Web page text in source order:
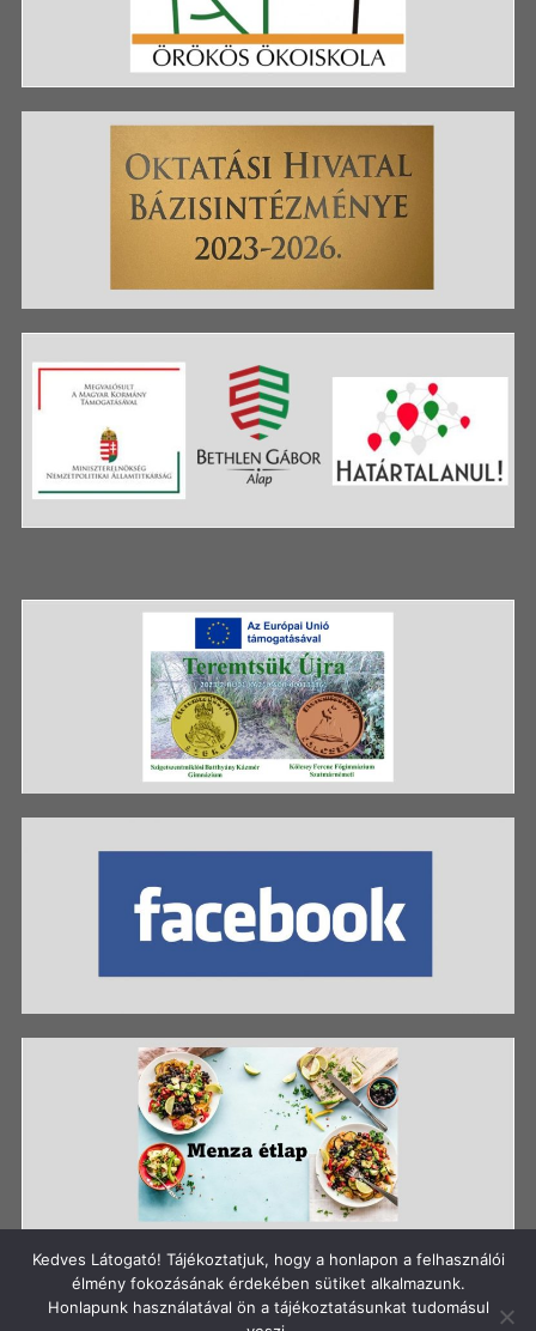
Szerzői jog: Szigetszentmiklósi Batthyány Kázmér
Kedves Látogató! Tájékoztatjuk, hogy a honlapon a felhasználói
élmény fokozásának érdekében sütiket alkalmazunk.
Honlapunk használatával ön a tájékoztatásunkat tudomásul